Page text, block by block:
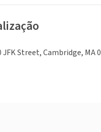
JFK Street, Cambridge, MA